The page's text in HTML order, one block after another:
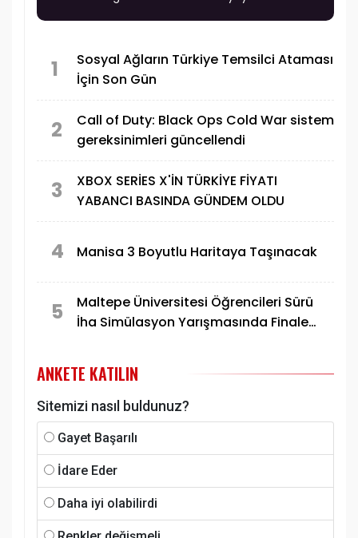
1
Sosyal Ağların Türkiye Temsilci Ataması
İçin Son Gün
2
Call of Duty: Black Ops Cold War sistem
gereksinimleri güncellendi
3
XBOX SERİES X'İN TÜRKİYE FİYATI
YABANCI BASINDA GÜNDEM OLDU
4 Manisa 3 Boyutlu Haritaya Taşınacak
5
Maltepe Üniversitesi Öğrencileri Sürü
İha Simülasyon Yarışmasında Finale
ANKETE KATILIN
Sitemizi nasıl buldunuz?
Gayet Başarılı
İdare Eder
Daha iyi olabilirdi